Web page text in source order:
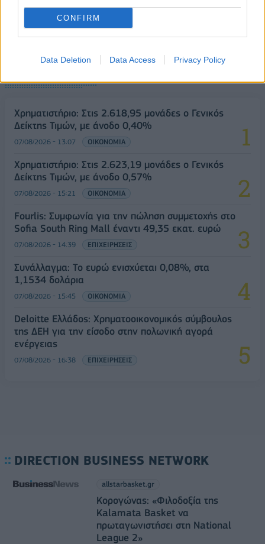
CONFIRM
Data Deletion Data Access Privacy Policy
Χρηματιστήριο: Στις 2.618,95 μονάδες ο Γενικός
Δείκτης Τιμών, με άνοδο 0,40%
07/08/2026 - 13:07 ΟΙΚΟΝΟΜΙΑ
Χρηματιστήριο: Στις 2.623,19 μονάδες ο Γενικός
Δείκτης Τιμών, με άνοδο 0,57%
07/08/2026 - 15:21 ΟΙΚΟΝΟΜΙΑ
Fourlis: Συμφωνία για την πώληση συμμετοχής στο
Sofia South Ring Mall έναντι 49,35 εκατ. ευρώ
07/08/2026 - 14:39 ΕΠΙΧΕΙΡΗΣΕΙΣ
Συνάλλαγμα: Το ευρώ ενισχύεται 0,08%, στα
1,1534 δολάρια
07/08/2026 - 15:45 ΟΙΚΟΝΟΜΙΑ
Deloitte Ελλάδος: Χρηματοοικονομικός σύμβουλος
της ΔΕΗ για την είσοδο στην πολωνική αγορά
ενέργειας
07/08/2026 - 16:38 ΕΠΙΧΕΙΡΗΣΕΙΣ
DIRECTION BUSINESS NETWORK
allstarbasket.gr
Κορογώνας: «Φιλοδοξία της
Kalamata Basket να
πρωταγωνιστήσει στη National
League 2»